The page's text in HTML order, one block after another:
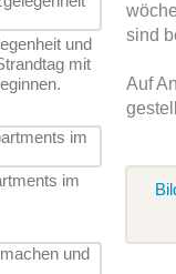
und
mit
im
sind
Auf